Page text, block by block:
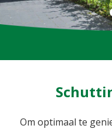
Om optimaal te
Tuinonderhoud